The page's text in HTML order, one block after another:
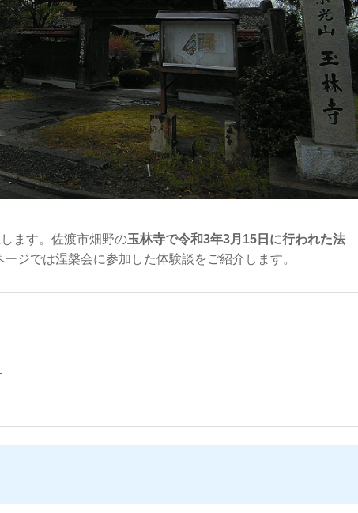
ます。佐渡市畑野の玉林寺で令和3年3月15日に行われた法
ジでは涅槃会に参加した体験談をご紹介します。